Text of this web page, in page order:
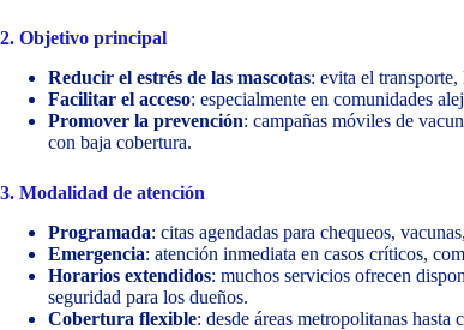
2. Objetivo principal
Reducir el estrés de las mascotas: evita el
Facilitar el acceso: especialmente en comunidades
Promover la prevención: campañas móviles de
con baja cobertura.
3. Modalidad de atención
Programada: citas agendadas para chequeos,
Emergencia: atención inmediata en casos críticos,
Horarios extendidos: muchos servicios ofrecen
seguridad para los dueños.
Cobertura flexible: desde áreas metropolitanas hasta